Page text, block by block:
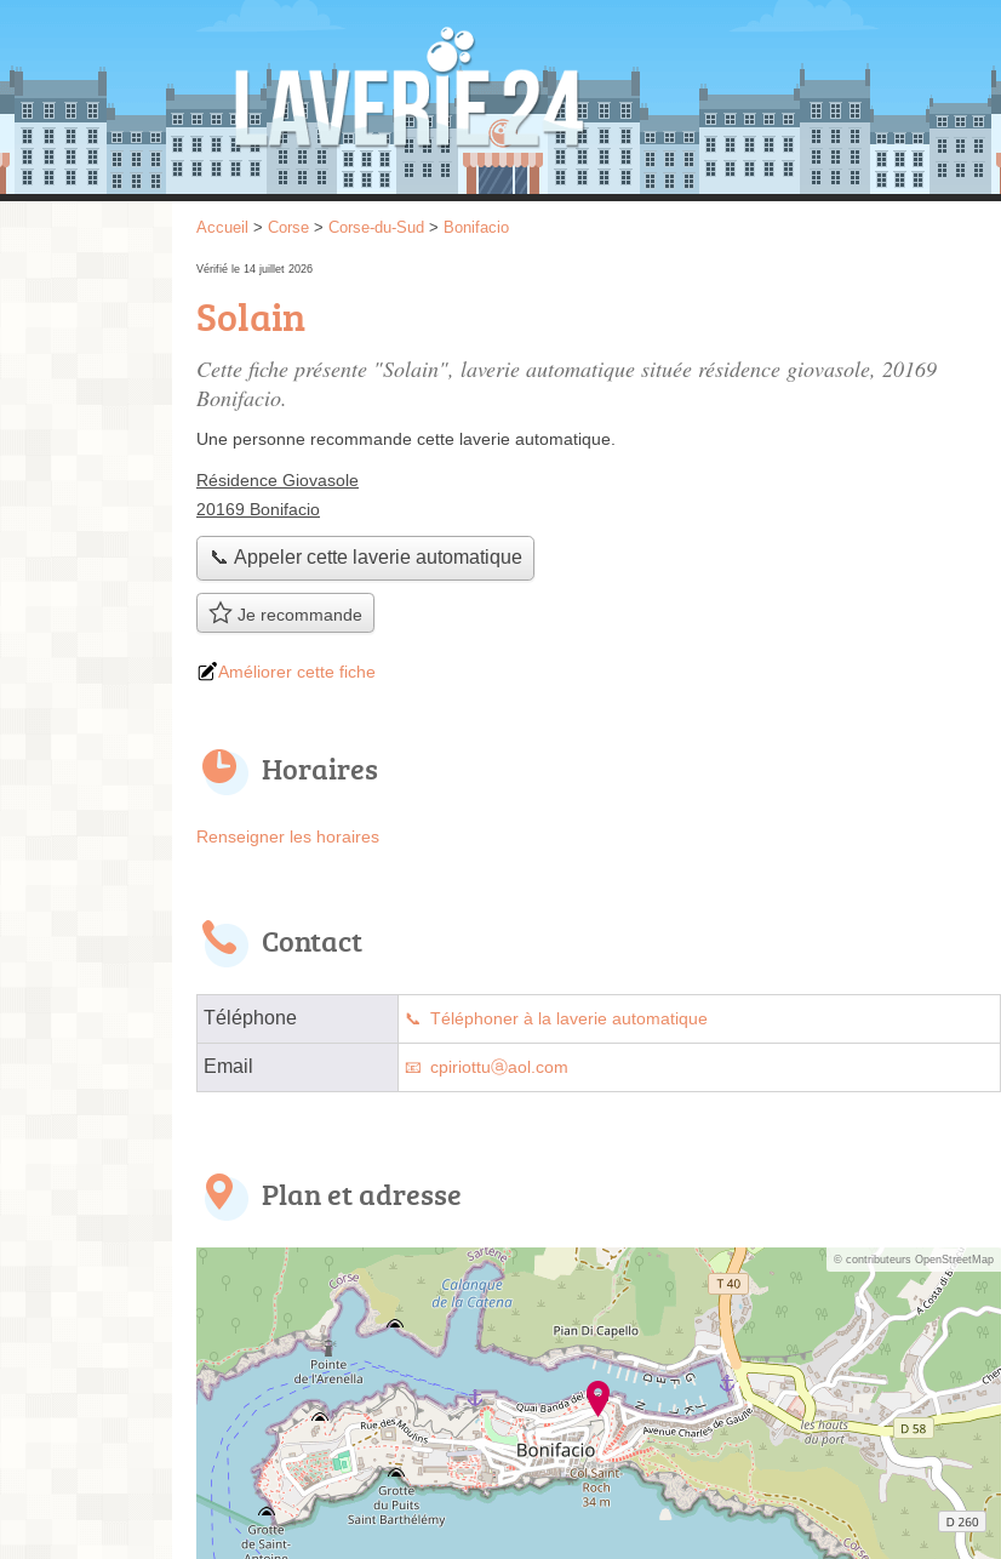
Accueil > Corse > Corse-du-Sud > Bonifacio
Vérifié le 14 juillet 2026
Solain
Cette fiche présente "Solain", laverie automatique située résidence giovasole, 20169
Bonifacio.
Une personne recommande cette laverie automatique.
Résidence Giovasole
20169 Bonifacio
📞 Appeler cette laverie automatique
Je recommande
Améliorer cette fiche
Horaires
Renseigner les horaires
Contact
Téléphone Téléphoner à la laverie automatique
Email cpiriottuⓐaol.com
Plan et adresse
© contributeurs OpenStreetMap